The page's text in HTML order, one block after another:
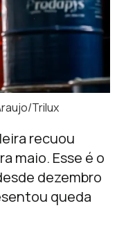
Trilux
recuou
maio. Esse é o
dezembro
queda